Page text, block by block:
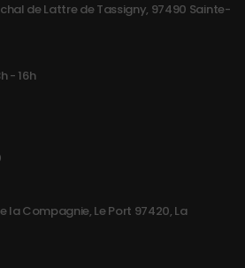
de Lattre de Tassigny, 97490 Sainte-
- 16h
la Compagnie, Le Port 97420, La